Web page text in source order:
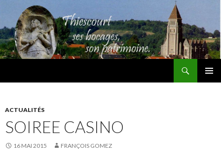
ACTUALITÉS
SOIREE CASINO
16 MAI 2015 FRANÇOIS GOMEZ